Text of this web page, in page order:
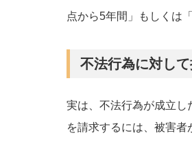
点から5年間」もしくは
不法行為に対し
実は、不法行為が成立し
を請求するには、被害者